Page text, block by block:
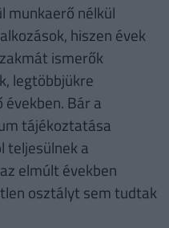
munkaerő nélkül
hiszen évek
ismerők
legtöbbjükre
Bár a
tájékoztatása
teljesülnek a
elmúlt években
osztályt sem tudtak